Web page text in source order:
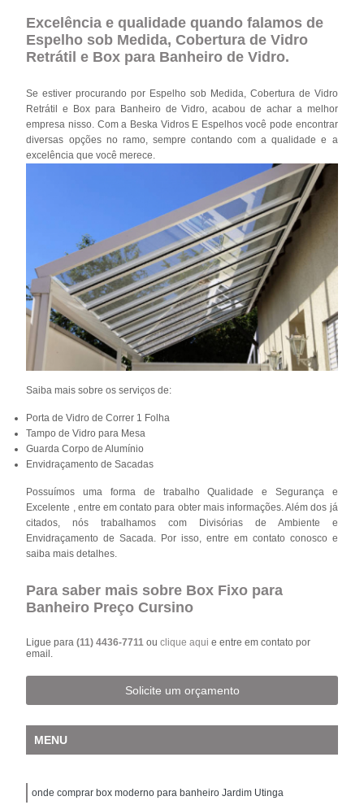
Excelência e qualidade quando falamos de
Espelho sob Medida, Cobertura de Vidro
Retrátil e Box para Banheiro de Vidro.
Se estiver procurando por Espelho sob Medida, Cobertura de Vidro
Retrátil e Box para Banheiro de Vidro, acabou de achar a melhor
empresa nisso. Com a Beska Vidros E Espelhos você pode encontrar
diversas opções no ramo, sempre contando com a qualidade e a
excelência que você merece.
Saiba mais sobre os serviços de:
Porta de Vidro de Correr 1 Folha
Tampo de Vidro para Mesa
Guarda Corpo de Alumínio
Envidraçamento de Sacadas
Possuímos uma forma de trabalho Qualidade e Segurança e
Excelente , entre em contato para obter mais informações. Além dos já
citados, nós trabalhamos com Divisórias de Ambiente e
Envidraçamento de Sacada. Por isso, entre em contato conosco e
saiba mais detalhes.
Para saber mais sobre Box Fixo para
Banheiro Preço Cursino
Ligue para(11) 4436-7711ouclique aqui e entre em contato por
email.
Solicite um orçamento
MENU
onde comprar box moderno para banheiro Jardim Utinga